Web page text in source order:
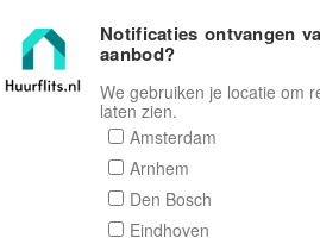
Home Zoeken
Huurflits
Notificaties ontvangen
aanbod?
We gebruiken je locatie om
laten zien.
Amsterdam
Arnhem
Den Bosch
Eindhoven